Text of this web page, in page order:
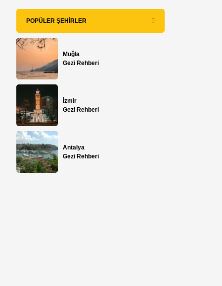
POPÜLER ŞEHIRLER
Muğla
Gezi Rehberi
İzmir
Gezi Rehberi
Antalya
Gezi Rehberi